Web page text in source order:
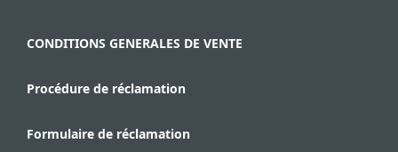
CONDITIONS GENERALES DE VENTE
Procédure de réclamation
Formulaire de réclamation